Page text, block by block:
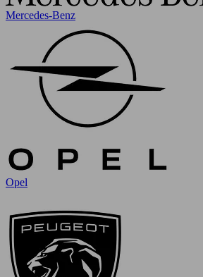
Mercedes-Benz
Opel